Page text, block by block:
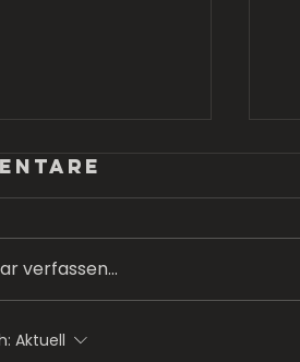
vom
verfassen...
Aktuell